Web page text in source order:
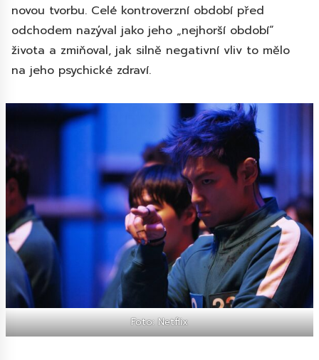
novou tvorbu. Celé kontroverzní období před
odchodem nazýval jako jeho „nejhorší období“
života a zmiňoval, jak silně negativní vliv to mělo
na jeho psychické zdraví.
Foto: Netflix